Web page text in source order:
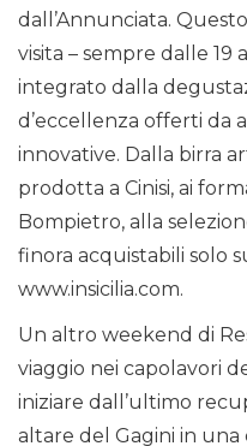
dall’Annunciata.
visita – sempre dalle 19
integrato dalla
d’eccellenza offerti da
innovative. Dalla birra
prodotta a Cinisi, ai
Bompietro, alla
finora acquistabili solo
www.insicilia.com.
Un altro weekend di
viaggio nei capolavori
iniziare dall’ultimo
altare del Gagini in una